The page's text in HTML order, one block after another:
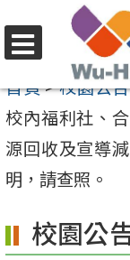
至
要
內
容
選
單
首頁>校園公告
校內福利社、
源回收及宣導
明，請查照。
校園公